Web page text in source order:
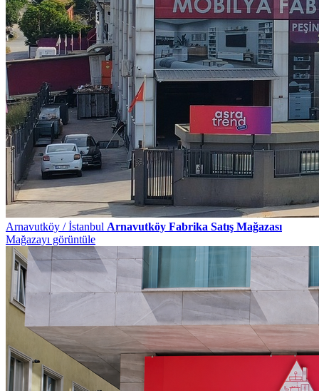
Arnavutköy / İstanbul Arnavutköy Fabrika Satış Mağazası
Mağazayı görüntüle